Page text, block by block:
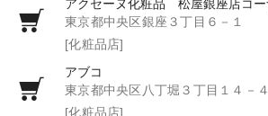
アクセーヌ化粧品 松屋銀座店コー
東京都中央区銀座３丁目６－１
[化粧品店]
アブコ
東京都中央区八丁堀３丁目１４－４
[化粧品店]